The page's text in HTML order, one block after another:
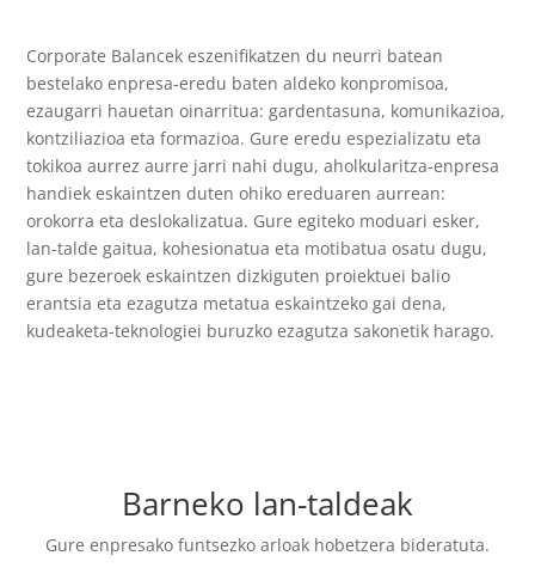
Corporate Balancek eszenifikatzen du neurri batean
bestelako enpresa-eredu baten aldeko konpromisoa,
ezaugarri hauetan oinarritua: gardentasuna, komunikazioa,
kontziliazioa eta formazioa. Gure eredu espezializatu eta
tokikoa aurrez aurre jarri nahi dugu, aholkularitza-enpresa
handiek eskaintzen duten ohiko ereduaren aurrean:
orokorra eta deslokalizatua. Gure egiteko moduari esker,
lan-talde gaitua, kohesionatua eta motibatua osatu dugu,
gure bezeroek eskaintzen dizkiguten proiektuei balio
erantsia eta ezagutza metatua eskaintzeko gai dena,
kudeaketa-teknologiei buruzko ezagutza sakonetik harago.
Barneko lan-taldeak
Gure enpresako funtsezko arloak hobetzera bideratuta.